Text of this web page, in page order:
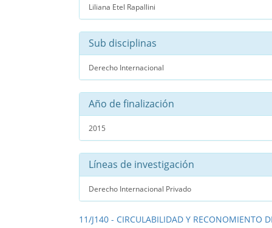
Liliana Etel Rapallini
Sub disciplinas
Derecho Internacional
Año de finalización
2015
Líneas de investigación
Derecho Internacional Privado
11/J140 - CIRCULABILIDAD Y RECONOMIENTO